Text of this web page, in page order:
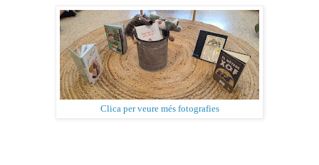
Clica per veure més fotografies